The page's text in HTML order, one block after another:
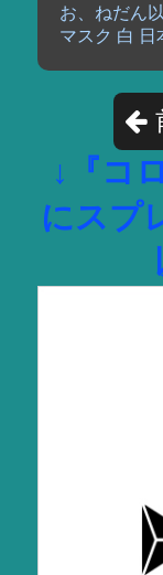
お、ねだん
マスク 白 日
↓『コ
にスプ